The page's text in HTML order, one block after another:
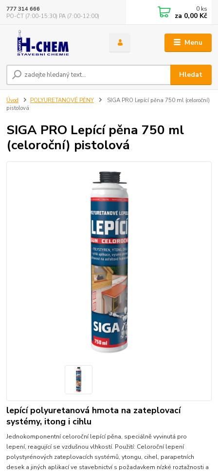
Menu
Hledat
777 314 666
PO-ČT (7:00-15:30) PA (7:00-12:00)
0 ks
za 0,00 Kč
Úvod POLYURETANOVÉ PĚNY
SIGA PRO Lepící pěna 750 ml (celoroční)
pistolová
SIGA PRO Lepící pěna 750 ml
(celoroční) pistolová
lepící polyuretanová hmota na zateplovací
systémy, itong i cihlu
Jednokomponentní celoroční lepící pěna, speciálně vyvinutá pro
lepení, reagující se vzdušnou vlhkostí. Použití: Celoroční lepení
polystyrénových zateplovacích systémů, ytongu, cihel, parapetních
desek a jiných aplikací ve stavebnictví s požadavkem nízké roztažnosti a